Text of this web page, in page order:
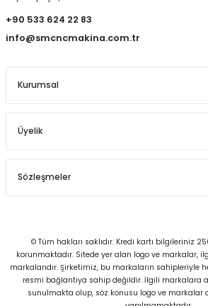
+90 533 624 22 83
info@smcncmakina.com.tr
Kurumsal
Üyelik
Sözleşmeler
© Tüm hakları saklıdır. Kredi kartı bilgileriniz
korunmaktadır. Sitede yer alan logo ve markalar,
markalarıdır. Şirketimiz, bu markaların sahipleriyle
resmi bağlantıya sahip değildir. İlgili markalara
sunulmakta olup, söz konusu logo ve markalar